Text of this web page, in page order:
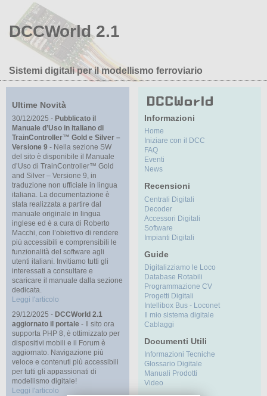
DCCWorld 2.1
Sistemi digitali per il modellismo ferroviario
Ultime Novità
30/12/2025 - Pubblicato il
Manuale d’Uso in italiano di
TrainController™ Gold e Silver –
Versione 9 - Nella sezione SW
del sito è disponibile il Manuale
d’Uso di TrainController™ Gold
and Silver – Versione 9, in
traduzione non ufficiale in lingua
italiana. La documentazione è
stata realizzata a partire dal
manuale originale in lingua
inglese ed è a cura di Roberto
Macchi, con l’obiettivo di rendere
più accessibili e comprensibili le
funzionalità del software agli
utenti italiani. Invitiamo tutti gli
interessati a consultare e
scaricare il manuale dalla sezione
dedicata.
Leggi l'articolo
29/12/2025 - DCCWorld 2.1
aggiornato il portale - Il sito ora
supporta PHP 8, è ottimizzato per
dispositivi mobili e il Forum è
aggiornato. Navigazione più
veloce e contenuti più accessibili
per tutti gli appassionati di
modellismo digitale!
Leggi l'articolo
Informazioni
Home
Iniziare con il DCC
FAQ
Eventi
News
Recensioni
Centrali Digitali
Decoder
Accessori Digitali
Software
Impianti Digitali
Guide
Digitalizziamo le Loco
Database Rotabili
Programmazione CV
Progetti Digitali
Intellibox Bus - Loconet
Il mio sistema digitale
Cablaggi
Documenti Utili
Informazioni Tecniche
Glossario Digitale
Manuali Prodotti
Video